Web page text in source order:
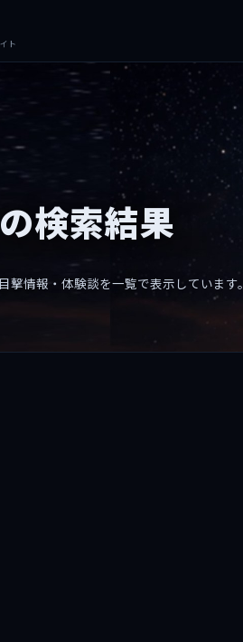
ト
検索結果
撃情報・体験談を一覧で表示しています。